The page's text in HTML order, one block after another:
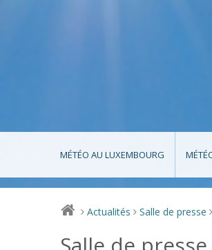
MÉTÉO AU LUXEMBOURG
> Actualités > Salle de presse >